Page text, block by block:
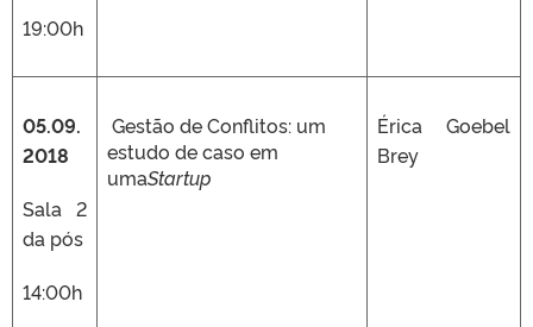
19:00h
05.09.
2018
Sala 2
da pós
14:00h
Gestão de Conflitos: um
estudo de caso em
umaStartup
Érica Goebel
Brey